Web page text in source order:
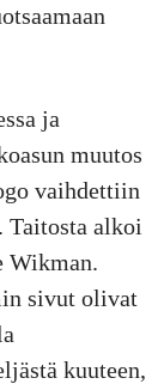
ja
muutos
vaihdettiin
Taitosta alkoi
Wikman.
sivut olivat
kuuteen,